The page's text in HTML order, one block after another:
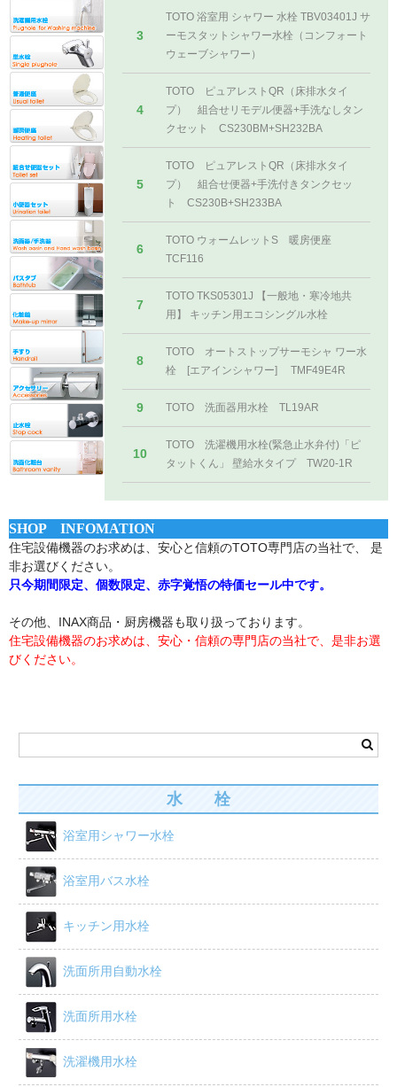
3
TOTO 浴室用 シャワー 水栓 TBV03401J サ
ーモスタットシャワー水栓（コンフォート
ウェーブシャワー）
4
TOTO ピュアレストQR（床排水タイ
プ） 組合せリモデル便器+手洗なしタン
クセット CS230BM+SH232BA
5
TOTO ピュアレストQR（床排水タイ
プ） 組合せ便器+手洗付きタンクセッ
ト CS230B+SH233BA
6
TOTO ウォームレットS 暖房便座
TCF116
7
TOTO TKS05301J 【一般地・寒冷地共
用】 キッチン用エコシングル水栓
8
TOTO オートストップサーモシャ ワー水
栓 [エアインシャワー] TMF49E4R
9 TOTO 洗面器用水栓 TL19AR
10
TOTO 洗濯機用水栓(緊急止水弁付)「ピ
タットくん」 壁給水タイプ TW20-1R
SHOP INFOMATION
住宅設備機器のお求めは、安心と信頼のTOTO専門店の当社で、 是
非お選びください。
只今期間限定、個数限定、赤字覚悟の特価セール中です。
その他、INAX商品・厨房機器も取り扱っております。
住宅設備機器のお求めは、安心・信頼の専門店の当社で、是非お選
びください。
水 栓
浴室用シャワー水栓
浴室用バス水栓
キッチン用水栓
洗面所用自動水栓
洗面所用水栓
洗濯機用水栓